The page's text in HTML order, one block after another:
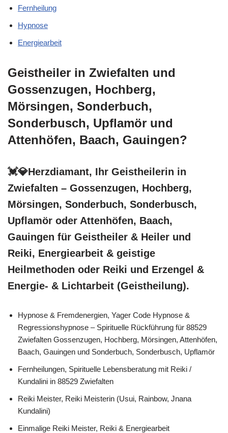
Fernheilung
Hypnose
Energiearbeit
Geistheiler in Zwiefalten und
Gossenzugen, Hochberg,
Mörsingen, Sonderbuch,
Sonderbusch, Upflamör und
Attenhöfen, Baach, Gauingen?
💓️💎Herzdiamant, Ihr Geistheilerin in
Zwiefalten – Gossenzugen, Hochberg,
Mörsingen, Sonderbuch, Sonderbusch,
Upflamör oder Attenhöfen, Baach,
Gauingen für Geistheiler & Heiler und
Reiki, Energiearbeit & geistige
Heilmethoden oder Reiki und Erzengel &
Energie- & Lichtarbeit (Geistheilung).
Hypnose & Fremdenergien, Yager Code Hypnose &
Regressionshypnose – Spirituelle Rückführung für 88529
Zwiefalten Gossenzugen, Hochberg, Mörsingen, Attenhöfen,
Baach, Gauingen und Sonderbuch, Sonderbusch, Upflamör
Fernheilungen, Spirituelle Lebensberatung mit Reiki /
Kundalini in 88529 Zwiefalten
Reiki Meister, Reiki Meisterin (Usui, Rainbow, Jnana
Kundalini)
Einmalige Reiki Meister, Reiki & Energiearbeit